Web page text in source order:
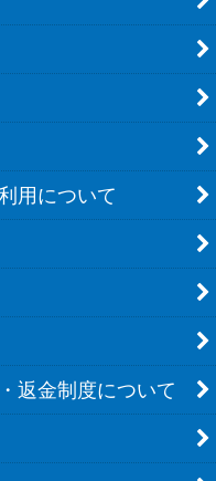
用について
返金制度について